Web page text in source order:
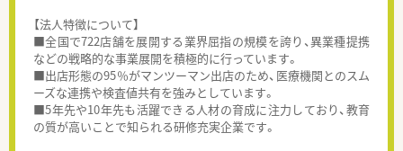
【法人特徴について】
■全国で722店舗を展開する業界屈指の規模を誇り、異業種提携
などの戦略的な事業展開を積極的に行っています。
■出店形態の95％がマンツーマン出店のため、医療機関とのスム
ーズな連携や検査値共有を強みとしています。
■5年先や10年先も活躍できる人材の育成に注力しており、教育
の質が高いことで知られる研修充実企業です。